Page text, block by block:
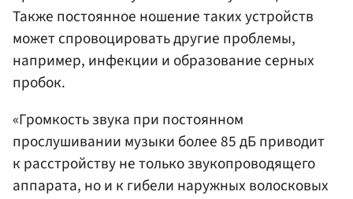
Также постоянное ношение таких устройств
может спровоцировать другие проблемы,
например, инфекции и образование серных
пробок.
«Громкость звука при постоянном
прослушивании музыки более 85 дБ приводит
к расстройству не только звукопроводящего
аппарата, но и к гибели наружных волосковых